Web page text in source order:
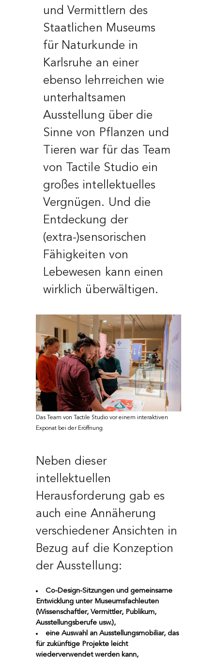
und Vermittlern des
Staatlichen Museums
für Naturkunde in
Karlsruhe an einer
ebenso lehrreichen wie
unterhaltsamen
Ausstellung über die
Sinne von Pflanzen und
Tieren war für das Team
von Tactile Studio ein
großes intellektuelles
Vergnügen. Und die
Entdeckung der
(extra-)sensorischen
Fähigkeiten von
Lebewesen kann einen
wirklich überwältigen.
Das Team von Tactile Studio vor einem interaktiven
Exponat bei der Eröffnung
Neben dieser
intellektuellen
Herausforderung gab es
auch eine Annäherung
verschiedener Ansichten in
Bezug auf die Konzeption
der Ausstellung:
Co-Design-Sitzungen und gemeinsame
Entwicklung unter Museumsfachleuten
(Wissenschaftler, Vermittler, Publikum,
Ausstellungsberufe usw.),
eine Auswahl an Ausstellungsmobiliar, das
für zukünftige Projekte leicht
wiederverwendet werden kann,